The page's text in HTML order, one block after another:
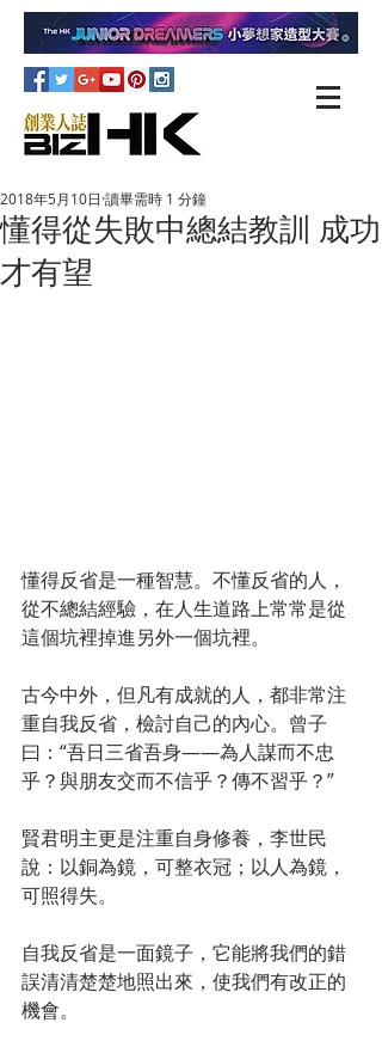
懂得從失敗中總結教訓 成功
才有望
2018年5月10日 讀畢需時 1 分鐘
懂得反省是一種智慧。不懂反省的人，
從不總結經驗，在人生道路上常常是從
這個坑裡掉進另外一個坑裡。
古今中外，但凡有成就的人，都非常注
重自我反省，檢討自己的內心。曾子
曰：“吾日三省吾身——為人謀而不忠
乎？與朋友交而不信乎？傳不習乎？”
賢君明主更是注重自身修養，李世民
說：以銅為鏡，可整衣冠；以人為鏡，
可照得失。
自我反省是一面鏡子，它能將我們的錯
誤清清楚楚地照出來，使我們有改正的
機會。